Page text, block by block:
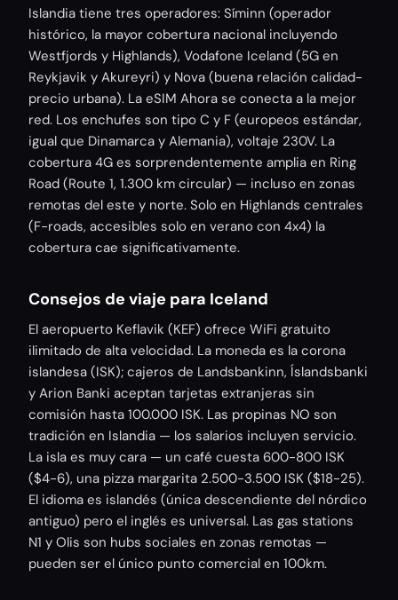
Islandia tiene tres operadores: Síminn (operador
histórico, la mayor cobertura nacional incluyendo
Westfjords y Highlands), Vodafone Iceland (5G en
Reykjavik y Akureyri) y Nova (buena relación calidad-
precio urbana). La eSIM Ahora se conecta a la mejor
red. Los enchufes son tipo C y F (europeos estándar,
igual que Dinamarca y Alemania), voltaje 230V. La
cobertura 4G es sorprendentemente amplia en Ring
Road (Route 1, 1.300 km circular) — incluso en zonas
remotas del este y norte. Solo en Highlands centrales
(F-roads, accesibles solo en verano con 4x4) la
cobertura cae significativamente.
Consejos de viaje para Iceland
El aeropuerto Keflavik (KEF) ofrece WiFi gratuito
ilimitado de alta velocidad. La moneda es la corona
islandesa (ISK); cajeros de Landsbankinn, Íslandsbanki
y Arion Banki aceptan tarjetas extranjeras sin
comisión hasta 100.000 ISK. Las propinas NO son
tradición en Islandia — los salarios incluyen servicio.
La isla es muy cara — un café cuesta 600-800 ISK
($4-6), una pizza margarita 2.500-3.500 ISK ($18-25).
El idioma es islandés (única descendiente del nórdico
antiguo) pero el inglés es universal. Las gas stations
N1 y Olis son hubs sociales en zonas remotas —
pueden ser el único punto comercial en 100km.